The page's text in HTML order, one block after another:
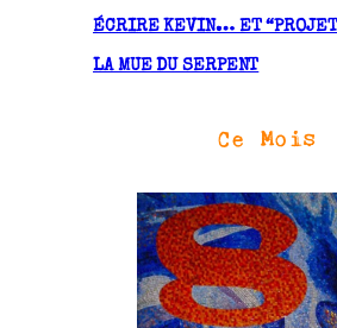
ÉCRIRE KEVIN… ET
LA MUE DU SERPENT
Ce Mois